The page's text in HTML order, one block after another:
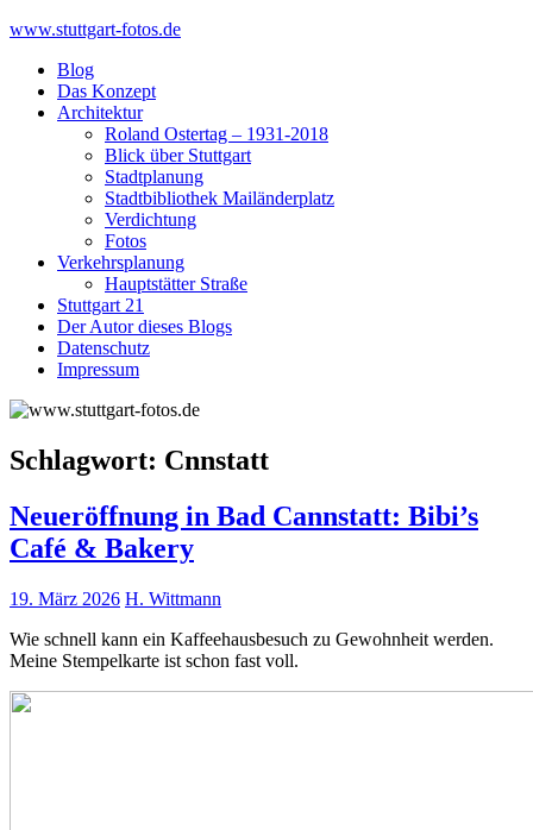
Skip
content
www.stuttgart-fotos.de
Blog
Das Konzept
Architektur
Roland Ostertag – 1931-2018
Blick über Stuttgart
Stadtplanung
Stadtbibliothek Mailänderplatz
Verdichtung
Fotos
Verkehrsplanung
Hauptstätter Straße
Stuttgart 21
Der Autor dieses Blogs
Datenschutz
Impressum
Schlagwort: Cnnstatt
Neueröffnung in Bad Cannstatt: Bibi’s
Café & Bakery
19. März 2026 H. Wittmann
Wie schnell kann ein Kaffeehausbesuch zu Gewohnheit werden.
Meine Stempelkarte ist schon fast voll.